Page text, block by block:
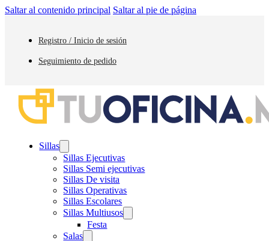
Saltar al contenido principal Saltar al pie de página
Registro / Inicio de sesión
Seguimiento de pedido
Sillas
Sillas Ejecutivas
Sillas Semi ejecutivas
Sillas De visita
Sillas Operativas
Sillas Escolares
Sillas Multiusos
Festa
Salas